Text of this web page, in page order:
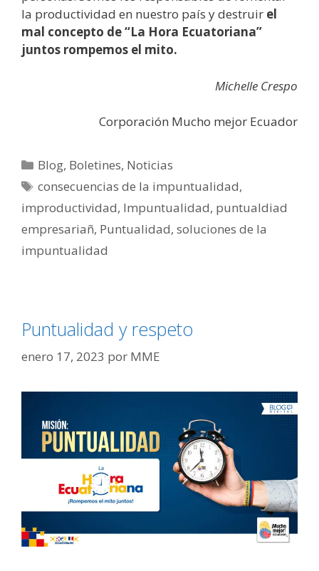
la productividad en nuestro país y destruir el
mal concepto de “La Hora Ecuatoriana”
juntos rompemos el mito.
Michelle Crespo
Corporación Mucho mejor Ecuador
Blog, Boletines, Noticias
consecuencias de la impuntualidad,
improductividad, Impuntualidad, puntualdiad
empresariañ, Puntualidad, soluciones de la
impuntualidad
Puntualidad y respeto
enero 17, 2023 por MME